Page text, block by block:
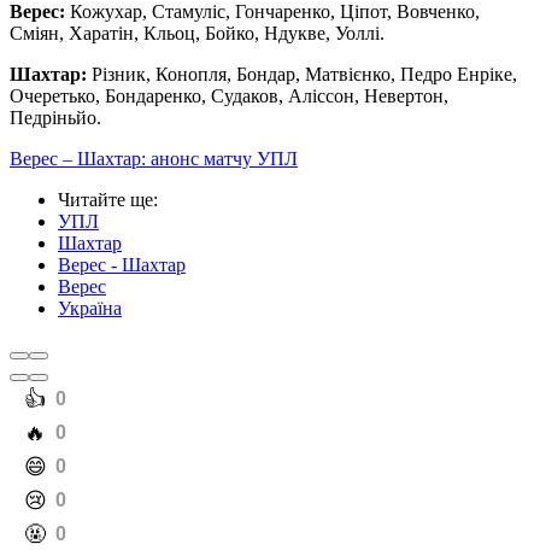
Верес: Кожухар, Стамуліс, Гончаренко, Ціпот, Вовченко,
Сміян, Харатін, Кльоц, Бойко, Ндукве, Уоллі.
Шахтар: Різник, Конопля, Бондар, Матвієнко, Педро Енріке,
Очеретько, Бондаренко, Судаков, Аліссон, Невертон,
Педріньйо.
Верес – Шахтар: анонс матчу УПЛ
Читайте ще:
УПЛ
Шахтар
Верес - Шахтар
Верес
Україна
️👍 0
️🔥 0
️😄 0
️😢 0
️🤬 0